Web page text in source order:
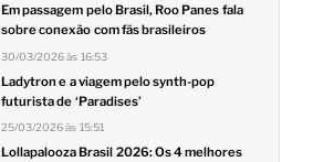
Em passagem pelo Brasil, Roo Panes fala
sobre conexão com fãs brasileiros
30/03/2026 às 16:53
Ladytron e a viagem pelo synth-pop
futurista de ‘Paradises’
25/03/2026 às 15:51
Lollapalooza Brasil 2026: Os 4 melhores